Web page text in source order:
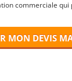
commerciale
MON DEVIS